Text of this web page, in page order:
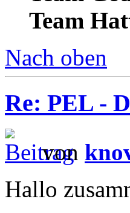
Team
Nach oben
Re: PEL -
von
Hallo